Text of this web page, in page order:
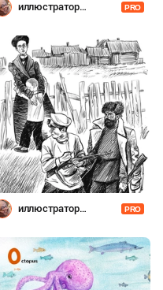
иллюстратор
PRO
иллюстратор
PRO